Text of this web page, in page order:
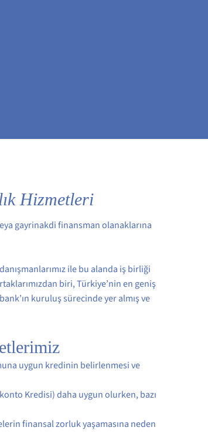
Hizmetleri
gayrinakdi finansman olanaklarına
ile bu alanda iş birliği
biri, Türkiye’nin en geniş
kuruluş sürecinde yer almış ve
uygun kredinin belirlenmesi ve
Kredisi) daha uygun olurken, bazı
finansal zorluk yaşamasına neden